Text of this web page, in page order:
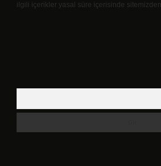
ilgili içerikler yasal süre içerisinde sitemizden